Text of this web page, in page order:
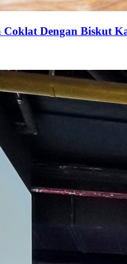
Dengan Biskut